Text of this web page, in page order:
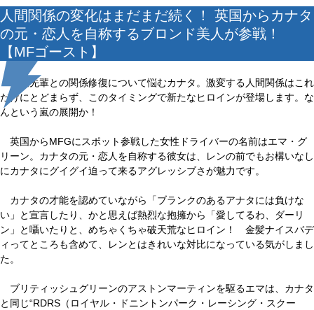
人間関係の変化はまだまだ続く！ 英国からカナタ
の元・恋人を自称するブロンド美人が参戦！
【MFゴースト】
相葉先輩との関係修復について悩むカナタ。激変する人間関係はこれ
だけにとどまらず、このタイミングで新たなヒロインが登場します。な
んという嵐の展開か！
英国からMFGにスポット参戦した女性ドライバーの名前はエマ・グ
リーン。カナタの元・恋人を自称する彼女は、レンの前でもお構いなし
にカナタにグイグイ迫って来るアグレッシブさが魅力です。
カナタの才能を認めていながら「ブランクのあるアナタには負けな
い」と宣言したり、かと思えば熱烈な抱擁から「愛してるわ、ダーリ
ン」と囁いたりと、めちゃくちゃ破天荒なヒロイン！ 金髪ナイスバデ
ィってところも含めて、レンとはきれいな対比になっている気がしまし
た。
ブリティッシュグリーンのアストンマーティンを駆るエマは、カナタ
と同じ“RDRS（ロイヤル・ドニントンパーク・レーシング・スクー